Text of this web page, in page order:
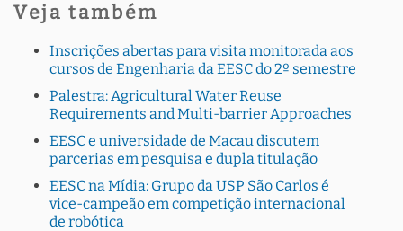
Veja também
Inscrições abertas para visita monitorada aos
cursos de Engenharia da EESC do 2º semestre
Palestra: Agricultural Water Reuse
Requirements and Multi-barrier Approaches
EESC e universidade de Macau discutem
parcerias em pesquisa e dupla titulação
EESC na Mídia: Grupo da USP São Carlos é
vice-campeão em competição internacional
de robótica